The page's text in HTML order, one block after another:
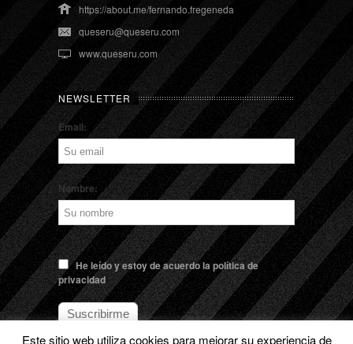
https://about.me/fernando.fregeneda
queseru@queseru.com
www.queseru.com
NEWSLETTER
Email:
Nombre:
He leído y estoy de acuerdo la política de
privacidad
Este sitio web utiliza cookies para mejorar su experiencia de